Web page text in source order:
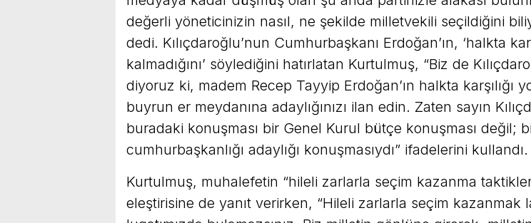
değerli yöneticinizin nasıl, ne şekilde milletvekili seçildiğini
dedi. Kılıçdaroğlu’nun Cumhurbaşkanı Erdoğan’ın, ‘halkta
kalmadığını’ söylediğini hatırlatan Kurtulmuş, “Biz de
diyoruz ki, madem Recep Tayyip Erdoğan’ın halkta karşılığı
buyrun er meydanına adaylığınızı ilan edin. Zaten sayın
buradaki konuşması bir Genel Kurul bütçe konuşması değil;
cumhurbaşkanlığı adaylığı konuşmasıydı” ifadelerini kullandı.
Kurtulmuş, muhalefetin “hileli zarlarla seçim kazanma
eleştirisine de yanıt verirken, “Hileli zarlarla seçim kazanmak